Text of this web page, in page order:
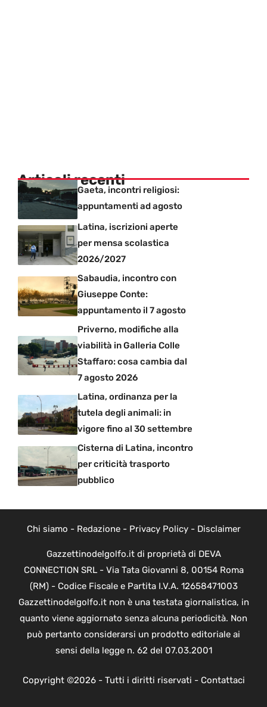
Articoli recenti
Gaeta, incontri religiosi:
appuntamenti ad agosto
Latina, iscrizioni aperte
per mensa scolastica
2026/2027
Sabaudia, incontro con
Giuseppe Conte:
appuntamento il 7 agosto
Priverno, modifiche alla
viabilità in Galleria Colle
Staffaro: cosa cambia dal
7 agosto 2026
Latina, ordinanza per la
tutela degli animali: in
vigore fino al 30 settembre
Cisterna di Latina, incontro
per criticità trasporto
pubblico
Chi siamo - Redazione- Privacy Policy- Disclaimer
Gazzettinodelgolfo.it di proprietà di DEVA
CONNECTION SRL - Via Tata Giovanni 8, 00154 Roma
(RM) - Codice Fiscale e Partita I.V.A. 12658471003
Gazzettinodelgolfo.it non è una testata giornalistica, in
quanto viene aggiornato senza alcuna periodicità. Non
può pertanto considerarsi un prodotto editoriale ai
sensi della legge n. 62 del 07.03.2001
Copyright ©2026 - Tutti i diritti riservati - Contattaci